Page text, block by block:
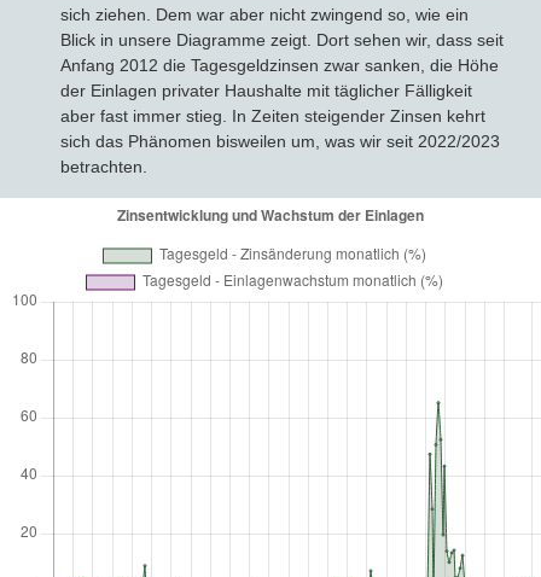
sich ziehen. Dem war aber nicht zwingend so, wie ein
Blick in unsere Diagramme zeigt. Dort sehen wir, dass seit
Anfang 2012 die Tagesgeldzinsen zwar sanken, die Höhe
der Einlagen privater Haushalte mit täglicher Fälligkeit
aber fast immer stieg. In Zeiten steigender Zinsen kehrt
sich das Phänomen bisweilen um, was wir seit 2022/2023
betrachten.